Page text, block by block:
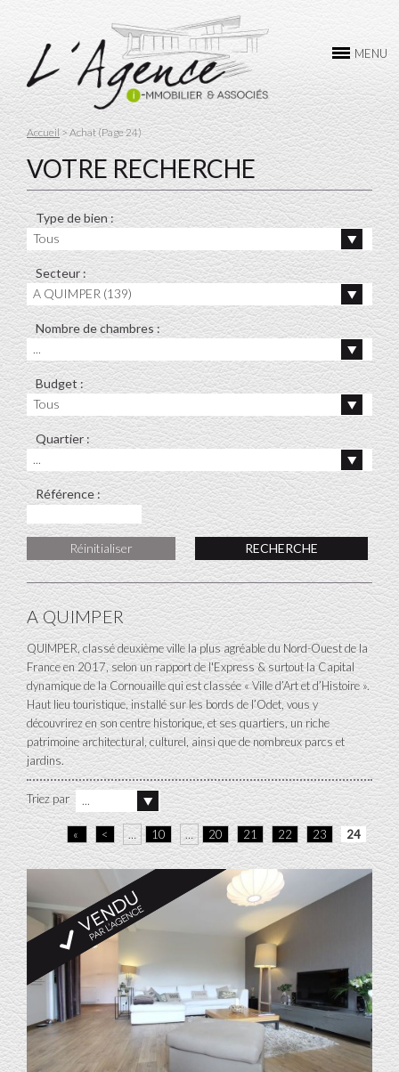
MENU
Accueil > Achat (Page 24)
VOTRE RECHERCHE
Type de bien :
Tous
Secteur :
A QUIMPER (139)
Nombre de chambres :
...
Budget :
Tous
Quartier :
...
Référence :
Réinitialiser
A QUIMPER
QUIMPER, classé deuxième ville la plus agréable du Nord-Ouest de la
France en 2017, selon un rapport de l'Express & surtout la Capital
dynamique de la Cornouaille qui est classée « Ville d’Art et d’Histoire ».
Haut lieu touristique, installé sur les bords de l’Odet, vous y
découvrirez en son centre historique, et ses quartiers, un riche
patrimoine architectural, culturel, ainsi que de nombreux parcs et
jardins.
Triez par ...
« < … 10 … 20 21 22 23 24
L’AGENCE
ACHAT
VENTE
LOCATION
GESTION
CONTACTEZ-NOUS